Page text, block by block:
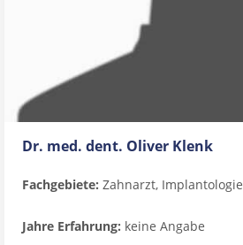
Dr. med. dent. Oliver Klenk
Fachgebiete: Zahnarzt, Implantologie
Jahre Erfahrung: keine Angabe